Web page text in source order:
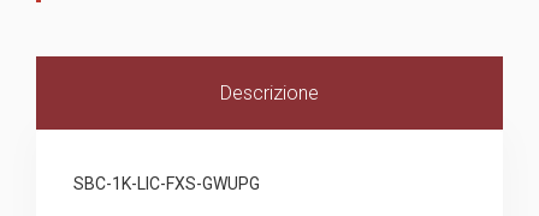
Descrizione
SBC-1K-LIC-FXS-GWUPG